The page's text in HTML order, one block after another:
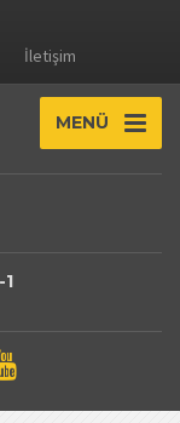
İletişim
MENÜ